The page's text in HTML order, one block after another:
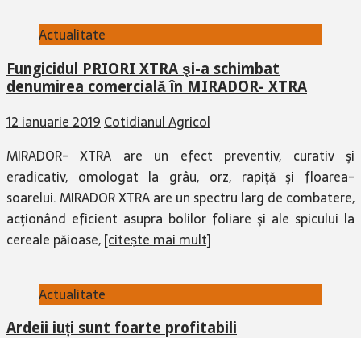
Actualitate
Fungicidul PRIORI XTRA şi-a schimbat
denumirea comercială în MIRADOR- XTRA
12 ianuarie 2019 Cotidianul Agricol
MIRADOR- XTRA are un efect preventiv, curativ şi
eradicativ, omologat la grâu, orz, rapiţă şi floarea-
soarelui. MIRADOR XTRA are un spectru larg de combatere,
acţionând eficient asupra bolilor foliare şi ale spicului la
cereale păioase,[citește mai mult]
Actualitate
Ardeii iuți sunt foarte profitabili